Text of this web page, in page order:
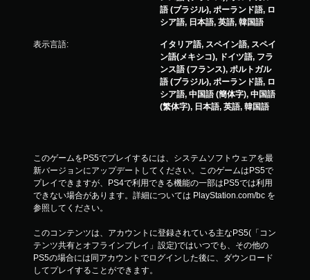
イ
可
能
モ
ー
ョ
ン
コ
ン
語 (ブラジル), ポーランド語, ロ
シア語, 日本語, 英語, 韓国語
表示言語:
イタリア語, スペイン語, スペイ
ン語(メキシコ), ドイツ語, フラ
ンス語 (フランス), ポルトガル
語 (ブラジル), ポーランド語, ロ
シア語, 中国語 (簡体字), 中国語
(繁体字), 日本語, 英語, 韓国語
このゲームをPS5でプレイするには、システムソフトウェアを最
新バージョンにアップデートしてください。このゲームはPS5で
プレイできますが、PS4で利用できる機能の一部はPS5では利用
できない場合があります。詳細については PlayStation.com/bc を
参照してください。
このコンテンツは、アカウントに登録されている主なPS5(「コン
テンツ共有とオフラインプレイ」設定)ではいつでも、その他の
PS5の場合には同アカウントでログインした後に、ダウンロード
してプレイすることができます。